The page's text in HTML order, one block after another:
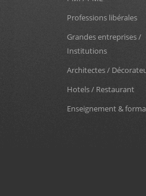
Professions libérales
Grandes entreprises /
Institutions
Architectes /
Hotels / Restaurant
Enseignement &